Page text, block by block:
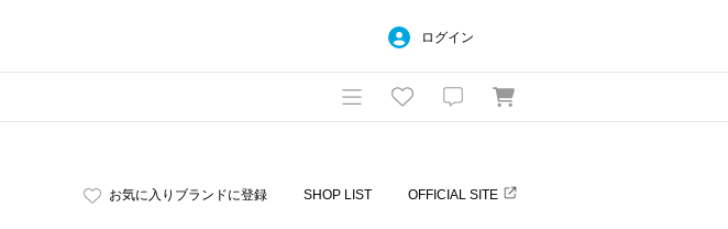
ログイン
お気に入りブランドに登録 SHOP LIST OFFICIAL SITE